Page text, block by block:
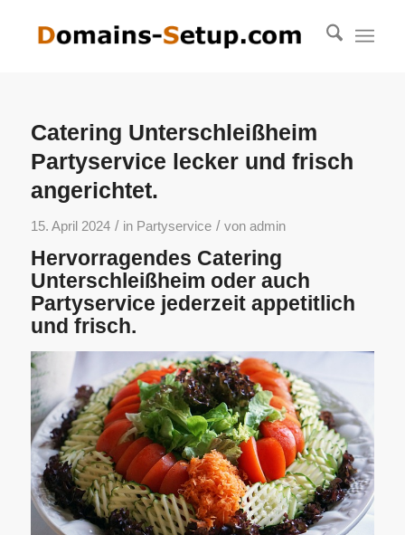
Catering Unterschleißheim
Partyservice lecker und frisch
angerichtet.
15. April 2024 / in Partyservice / von admin
Hervorragendes Catering
Unterschleißheim oder auch
Partyservice jederzeit appetitlich
und frisch.